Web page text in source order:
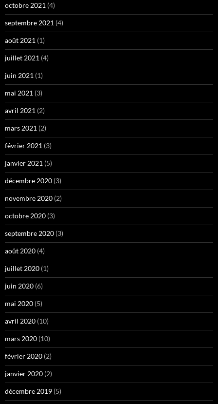
octobre 2021 (4)
septembre 2021 (4)
août 2021 (1)
juillet 2021 (4)
juin 2021 (1)
mai 2021 (3)
avril 2021 (2)
mars 2021 (2)
février 2021 (3)
janvier 2021 (5)
décembre 2020 (3)
novembre 2020 (2)
octobre 2020 (3)
septembre 2020 (3)
août 2020 (4)
juillet 2020 (1)
juin 2020 (6)
mai 2020 (5)
avril 2020 (10)
mars 2020 (10)
février 2020 (2)
janvier 2020 (2)
décembre 2019 (5)